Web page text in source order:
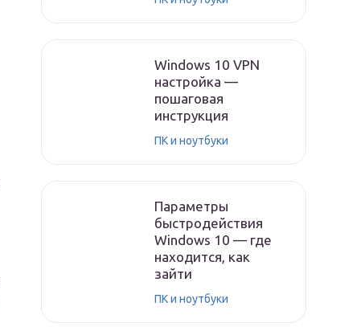
Windows 10 VPN
настройка —
пошаговая
инструкция
ПК и ноутбуки
Параметры
быстродействия
Windows 10 — где
находится, как
зайти
ПК и ноутбуки